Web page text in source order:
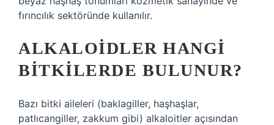
fırıncılık sektöründe kullanılır.
ALKALOIDLER HANGI
BITKILERDE BULUNUR?
Bazı bitki aileleri (baklagiller, haşhaşlar,
patlıcangiller, zakkum gibi) alkaloitler açısından